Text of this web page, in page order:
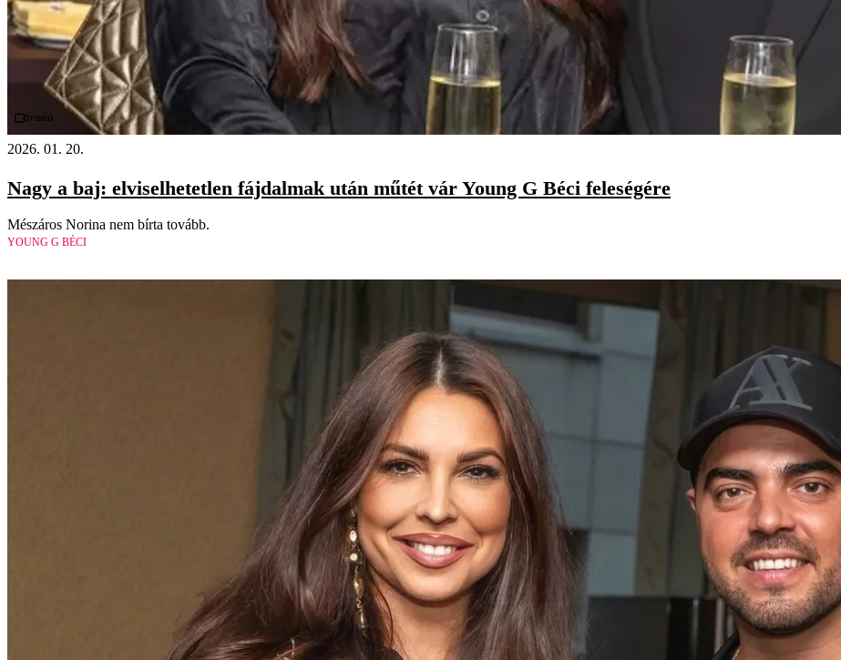
Videó
2026. 01. 20.
Nagy a baj: elviselhetetlen fájdalmak után műtét vár Young G Béci feleségére
Mészáros Norina nem bírta tovább.
YOUNG G BÉCI